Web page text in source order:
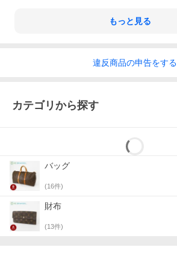
ール中 sale 中古 リユース reused
もっと見る
違反商品の申告をする
カテゴリから探す
バッグ
(16件)
財布
(13件)